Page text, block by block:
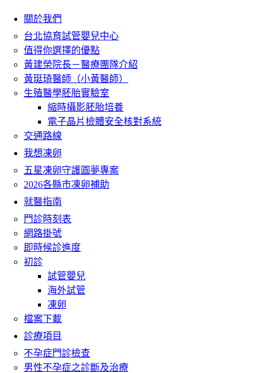
關於我們
台北協育試管嬰兒中心
值得你選擇的優點
黃建榮院長－醫療團隊介紹
黃珽琦醫師（小黃醫師）
生殖醫學胚胎實驗室
縮時攝影胚胎培養
電子晶片檢體安全核對系統
交通路線
我想凍卵
五星凍卵守護圓夢專案
2026各縣市凍卵補助
就醫指南
門診時刻表
網路掛號
即時候診進度
初診
試管嬰兒
海外試管
凍卵
檔案下載
診療項目
不孕症門診檢查
男性不孕症之診斷及治療